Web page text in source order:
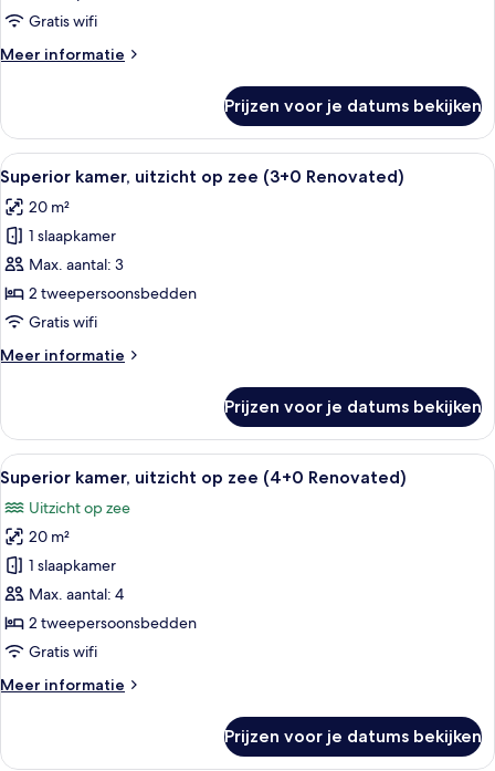
op
(1+0
Gratis wifi
Meer informatie
Meer
kamer,
uitzicht
op
zee
(1+0
Renovated)
Prijzen voor je datums bekijken
Alle
foto's
voor
Superior
kamer,
uitzicht
op
(3+0
Een hotelkamer met een bed,
2
Superior kamer, uitzicht op zee (3+0 Renovated)
20 m²
1 slaapkamer
Max. aantal: 3
2 tweepersoonsbedden
Gratis wifi
Meer informatie
Meer
kamer,
uitzicht
op
zee
(3+0
Renovated)
Prijzen voor je datums bekijken
Alle
foto's
voor
Superior
kamer,
uitzicht
op
zee
Renovated)
Een hotelkamer met een bed,
2
Superior kamer, uitzicht op zee (4+0 Renovated)
Uitzicht op zee
20 m²
1 slaapkamer
Max. aantal: 4
2 tweepersoonsbedden
Gratis wifi
Meer informatie
Meer
kamer,
Prijzen voor je datums bekijken